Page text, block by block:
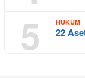
5 HUKUM
22